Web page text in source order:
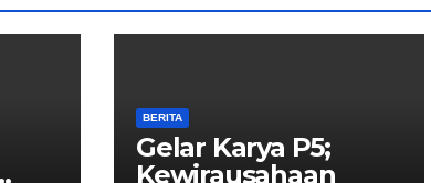
BERITA
Gelar Karya P5;
Kewirausahaan